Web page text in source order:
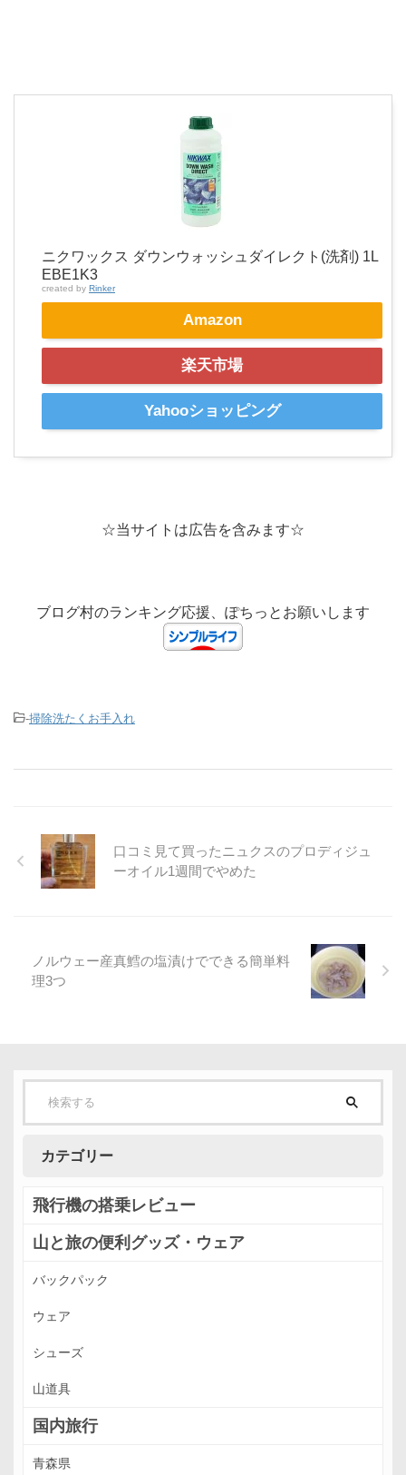
ニクワックス ダウンウォッシュダイレクト(洗剤) 1L
EBE1K3
created by Rinker
Amazon
楽天市場
Yahooショッピング
☆当サイトは広告を含みます☆
ブログ村のランキング応援、ぽちっとお願いします
-掃除洗たくお手入れ
口コミ見て買ったニュクスのプロディジュ
ーオイル1週間でやめた
ノルウェー産真鱈の塩漬けでできる簡単料
理3つ
カテゴリー
飛行機の搭乗レビュー
山と旅の便利グッズ・ウェア
バックパック
ウェア
シューズ
山道具
国内旅行
青森県